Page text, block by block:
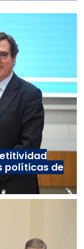
políticas de